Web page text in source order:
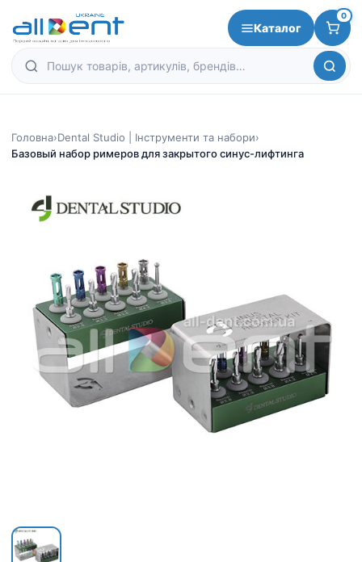
Каталог
0
Головна›Dental Studio | Інструменти та набори›
Базовый набор римеров для закрытого синус-лифтинга